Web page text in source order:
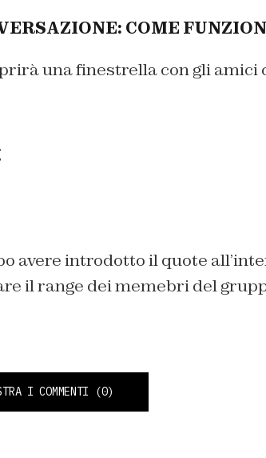
COME
una finestrella con gli amici
avere introdotto il quote
il range dei memebri del
I COMMENTI (0)